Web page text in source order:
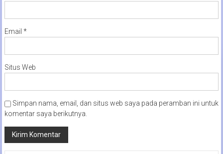
Email *
Situs Web
Simpan nama, email, dan situs web saya pada peramban ini untuk
komentar saya berikutnya.